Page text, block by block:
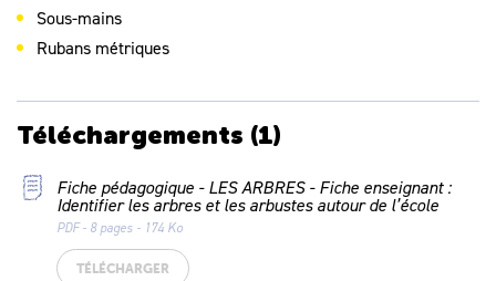
Sous-mains
Rubans métriques
Téléchargements (1)
Fiche pédagogique - LES ARBRES - Fiche enseignant :
Identifier les arbres et les arbustes autour de l’école
PDF - 8 pages - 174 Ko
TÉLÉCHARGER